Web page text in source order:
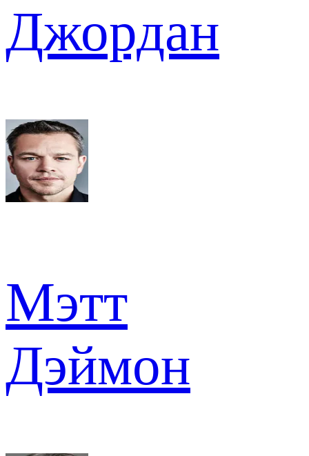
Джордан
Мэтт
Дэймон